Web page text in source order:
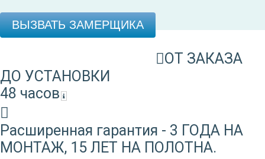
ВЫЗВАТЬ ЗАМЕРЩИКА
ОТ ЗАКАЗА
ДО УСТАНОВКИ
48 часов
Расширенная гарантия - 3 ГОДА НА
МОНТАЖ, 15 ЛЕТ НА ПОЛОТНА.